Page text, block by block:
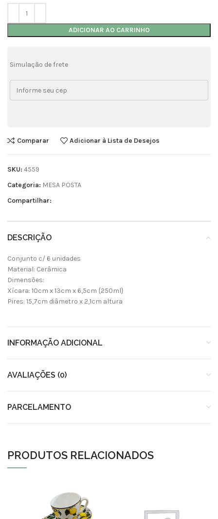
ADICIONAR AO CARRINHO
Simulação de frete
Comparar Adicionar à Lista de Desejos
SKU: 4559
Categoria: MESA POSTA
Compartilhar:
DESCRIÇÃO
Conjunto c/ 6 unidades
Material: Cerâmica
Dimensões:
Xícara: 10cm x 13cm x 6,5cm {250ml}
Pires: 15,7cm diâmetro x 2,1cm altura
INFORMAÇÃO ADICIONAL
AVALIAÇÕES (0)
PARCELAMENTO
PRODUTOS RELACIONADOS